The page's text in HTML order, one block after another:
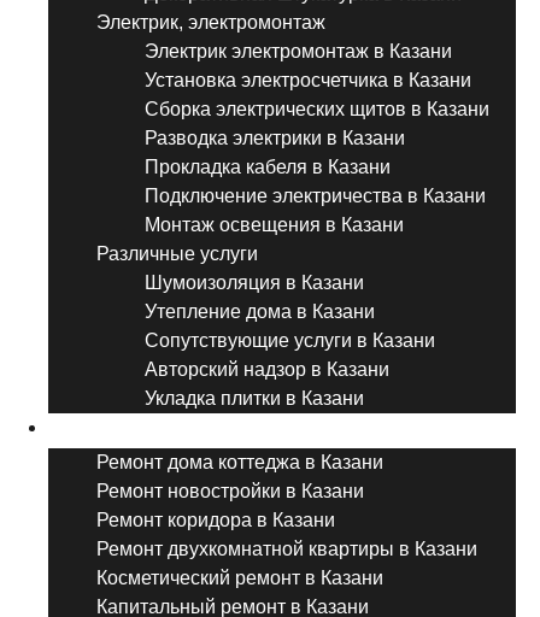
Электрик, электромонтаж
Электрик электромонтаж в Казани
Установка электросчетчика в Казани
Сборка электрических щитов в Казани
Разводка электрики в Казани
Прокладка кабеля в Казани
Подключение электричества в Казани
Монтаж освещения в Казани
Различные услуги
Шумоизоляция в Казани
Утепление дома в Казани
Сопутствующие услуги в Казани
Авторский надзор в Казани
Укладка плитки в Казани
Ремонт дома коттеджа в Казани
Ремонт новостройки в Казани
Ремонт коридора в Казани
Ремонт двухкомнатной квартиры в Казани
Косметический ремонт в Казани
Капитальный ремонт в Казани